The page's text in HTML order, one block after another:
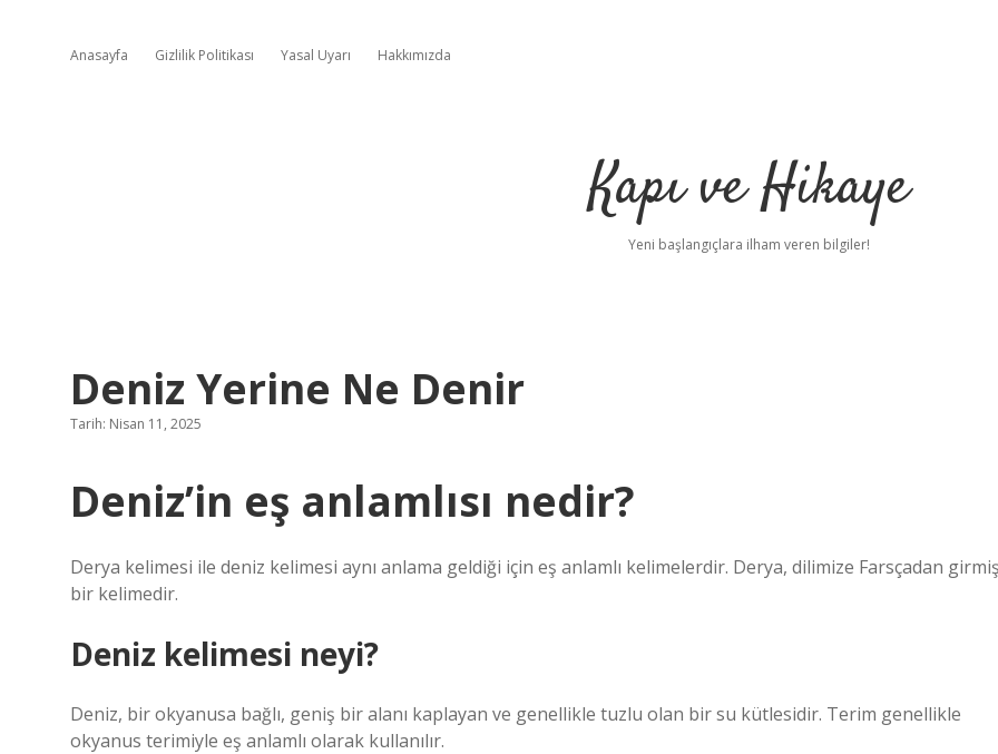
Anasayfa Gizlilik Politikası Yasal Uyarı Hakkımızda
Kapı ve Hikaye
Yeni başlangıçlara ilham veren bilgiler!
Deniz Yerine Ne Denir
Tarih: Nisan 11, 2025
Deniz’in eş anlamlısı nedir?
Derya kelimesi ile deniz kelimesi aynı anlama geldiği için eş anlamlı kelimelerdir. Derya, dilimize Farsçadan
bir kelimedir.
Deniz kelimesi neyi?
Deniz, bir okyanusa bağlı, geniş bir alanı kaplayan ve genellikle tuzlu olan bir su kütlesidir. Terim genellikle
okyanus terimiyle eş anlamlı olarak kullanılır.